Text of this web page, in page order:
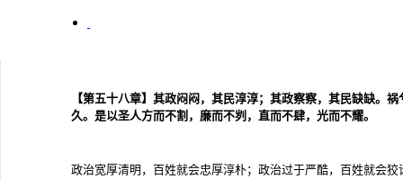
【第五十八章】其政闷闷，其民淳淳；其政察察，其民缺缺。
久。是以圣人方而不割，廉而不刿，直而不肆，光而不耀。
政治宽厚清明，百姓就会忠厚淳朴；政治过于严酷，百姓就会